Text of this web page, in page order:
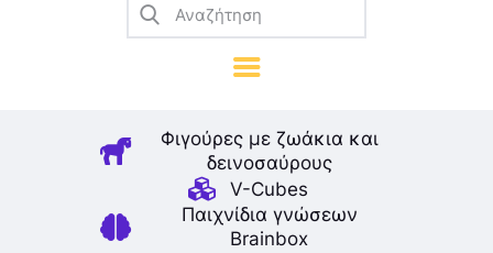
Φιγούρες με ζωάκια και
δεινοσαύρους
V-Cubes
Παιχνίδια γνώσεων
Brainbox
Μοντελισμός
Βιβλία
Παιχνίδια Ρόλων